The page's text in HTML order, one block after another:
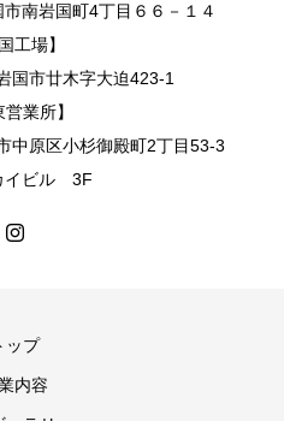
南岩国町4丁目６６－１４
工場】
国市廿木字大迫423-1
営業所】
中原区小杉御殿町2丁目53-3
イビル 3F
ップ
内容